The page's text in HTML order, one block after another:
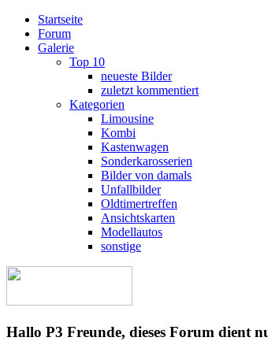
Startseite
Forum
Galerie
Top 10
neueste Bilder
zuletzt kommentiert
Kategorien
Limousine
Kombi
Kastenwagen
Sonderkarosserien
Bilder von damals
Unfallbilder
Oldtimertreffen
Ansichtskarten
Modellautos
sonstige
Hallo P3 Freunde, dieses Forum dient